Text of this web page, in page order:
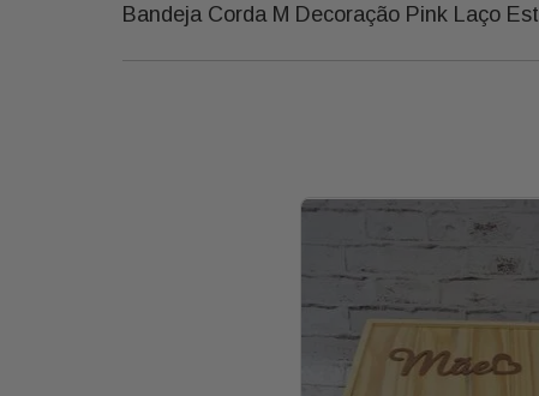
Bandeja Corda M Decoração Pink Laço